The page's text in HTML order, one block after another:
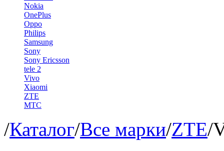
Nokia
OnePlus
Oppo
Philips
Samsung
Sony
Sony Ericsson
tele 2
Vivo
Xiaomi
ZTE
МТС
/Каталог/Все марки/ZTE/